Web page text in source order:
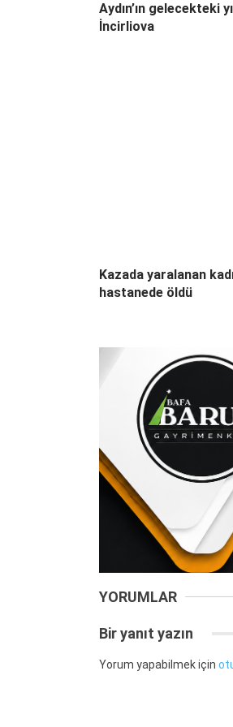
Aydın’ın gelecekteki
İncirliova
Kazada yaralanan
hastanede öldü
YORUMLAR
Bir yanıt yazın
Yorum yapabilmek için